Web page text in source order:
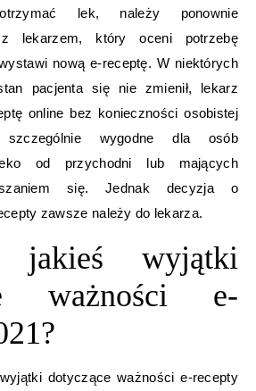
lek, należy ponownie
lekarzem, który oceni potrzebę
nową e-receptę. W niektórych
pacjenta się nie zmienił, lekarz
online bez konieczności osobistej
wygodne dla osób
od przychodni lub mających
się. Jednak decyzja o
zawsze należy do lekarza.
wyjątki
ważności e-
dotyczące ważności e-recepty